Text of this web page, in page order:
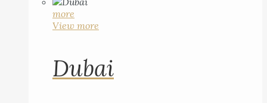
more
View more
Dubai